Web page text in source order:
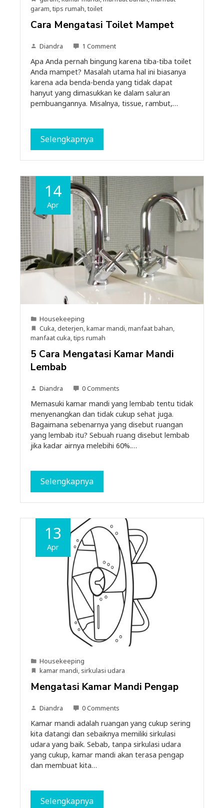
garam tips rumah toilet
Cara Mengatasi Toilet Mampet
Diandra 1 Comment
Apa Anda pernah bingung karena tiba-tiba toilet
Anda mampet? Masalah utama hal ini biasanya
karena ada benda-benda yang tidak dapat
hanyut yang dimasukkan ke dalam saluran
pembuangannya. Misalnya, tissue, rambut,…
Selengkapnya
14
Apr
Housekeeping
Cuka,deterjen,kamar mandi,manfaat bahan,
manfaat cuka,tips rumah
5 Cara Mengatasi Kamar Mandi
Lembab
Diandra 0 Comments
Memasuki kamar mandi yang lembab tentu tidak
menyenangkan dan tidak cukup sehat juga.
Bagaimana sebenarnya yang disebut ruangan
yang lembab itu? Sebuah ruang disebut lembab
jika kadar airnya melebihi 60%.…
Selengkapnya
13
Apr
Housekeeping
kamar mandi, sirkulasi udara
Mengatasi Kamar Mandi Pengap
Diandra 0 Comments
Kamar mandi adalah ruangan yang cukup sering
kita datangi dan sebaiknya memiliki sirkulasi
udara yang baik. Sebab, tanpa sirkulasi udara
yang cukup, kamar mandi akan terasa pengap
dan membuat kita…
Selengkapnya